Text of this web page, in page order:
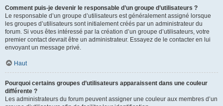
Comment puis-je devenir le responsable d’un groupe d’utilisateurs ?
Le responsable d’un groupe d’utilisateurs est généralement assigné lorsque
les groupes d’utilisateurs sont initialement créés par un administrateur du
forum. Si vous êtes intéressé par la création d’un groupe d’utilisateurs, votre
premier contact devrait être un administrateur. Essayez de le contacter en lui
envoyant un message privé.
Haut
Pourquoi certains groupes d’utilisateurs apparaissent dans une couleur
différente ?
Les administrateurs du forum peuvent assigner une couleur aux membres d’un